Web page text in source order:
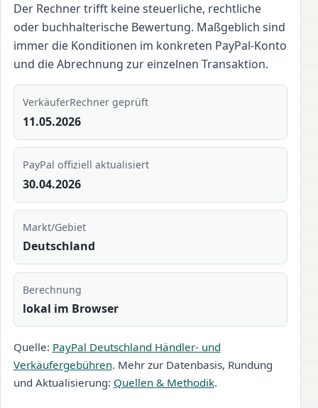
Der Rechner trifft keine steuerliche, rechtliche
oder buchhalterische Bewertung. Maßgeblich sind
immer die Konditionen im konkreten PayPal-Konto
und die Abrechnung zur einzelnen Transaktion.
VerkäuferRechner geprüft
11.05.2026
PayPal offiziell aktualisiert
30.04.2026
Markt/Gebiet
Deutschland
Berechnung
lokal im Browser
Quelle: PayPal Deutschland Händler- und
Verkäufergebühren. Mehr zur Datenbasis, Rundung
und Aktualisierung: Quellen & Methodik.